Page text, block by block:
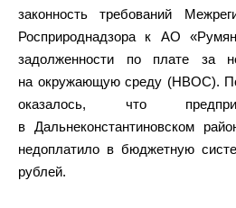
законность требований
Росприроднадзора к АО
задолженности по плате за
на окружающую среду (НВОС). По
оказалось, что
в Дальнеконстантиновском
недоплатило в бюджетную
рублей.